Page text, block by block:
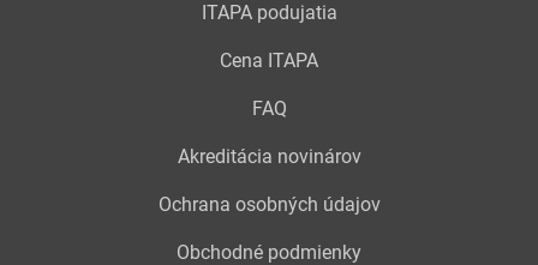
ITAPA podujatia
Cena ITAPA
FAQ
Akreditácia novinárov
Ochrana osobných údajov
Obchodné podmienky